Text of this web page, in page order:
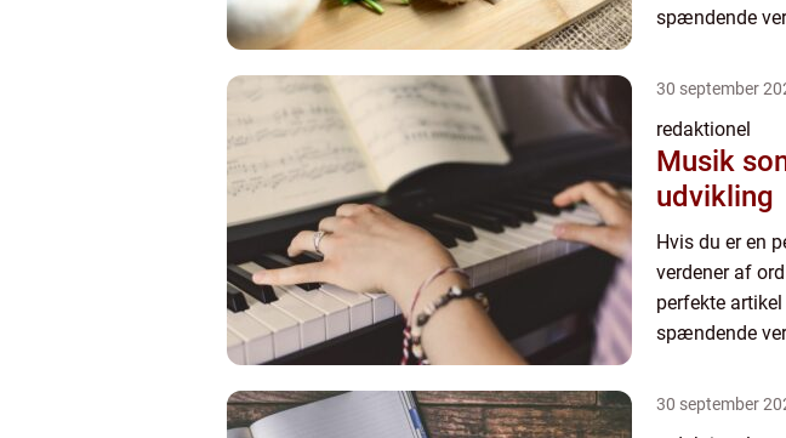
spændende
at...
30 september
redaktionel
Musik
udvikling
Hvis du er en
verdener af
perfekte
spændende
at...
30 september